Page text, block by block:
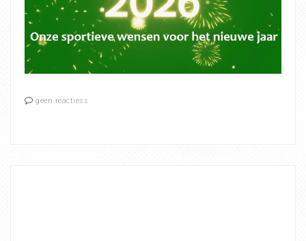
geen reactiess